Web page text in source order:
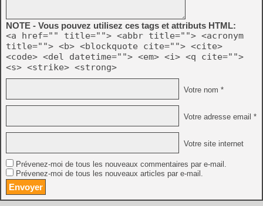
NOTE - Vous pouvez utilisez ces tags et attributs HTML:
<a href="" title=""> <abbr title=""> <acronym
title=""> <b> <blockquote cite=""> <cite>
<code> <del datetime=""> <em> <i> <q cite="">
<s> <strike> <strong>
Votre nom *
Votre adresse email *
Votre site internet
Prévenez-moi de tous les nouveaux commentaires par e-mail.
Prévenez-moi de tous les nouveaux articles par e-mail.